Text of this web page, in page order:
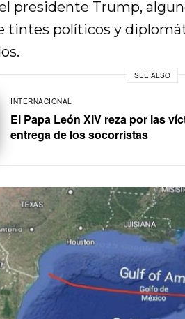
presidente Trump,
tintes políticos y
SEE ALSO
INTERNACIONAL
El Papa León XIV reza por las
entrega de los socorristas